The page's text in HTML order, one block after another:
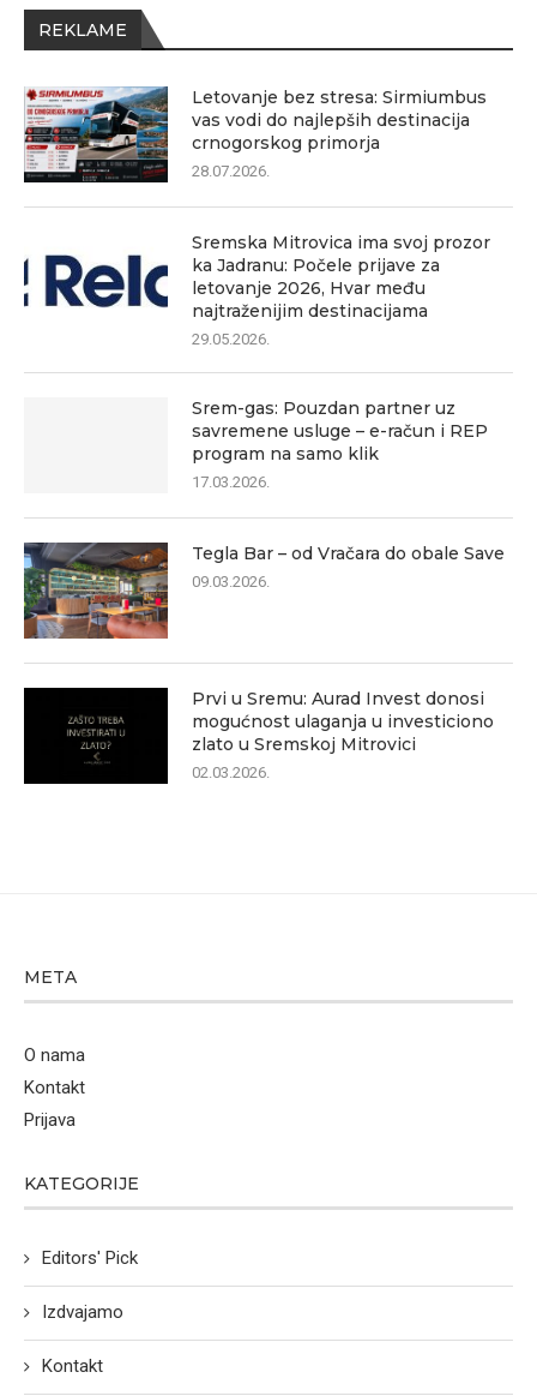
REKLAME
Letovanje bez stresa: Sirmiumbus
vas vodi do najlepših destinacija
crnogorskog primorja
28.07.2026.
Sremska Mitrovica ima svoj prozor
ka Jadranu: Počele prijave za
letovanje 2026, Hvar među
najtraženijim destinacijama
29.05.2026.
Srem-gas: Pouzdan partner uz
savremene usluge – e-račun i REP
program na samo klik
17.03.2026.
Tegla Bar – od Vračara do obale Save
09.03.2026.
Prvi u Sremu: Aurad Invest donosi
mogućnost ulaganja u investiciono
zlato u Sremskoj Mitrovici
02.03.2026.
META
O nama
Kontakt
Prijava
KATEGORIJE
Editors' Pick
Izdvajamo
Kontakt